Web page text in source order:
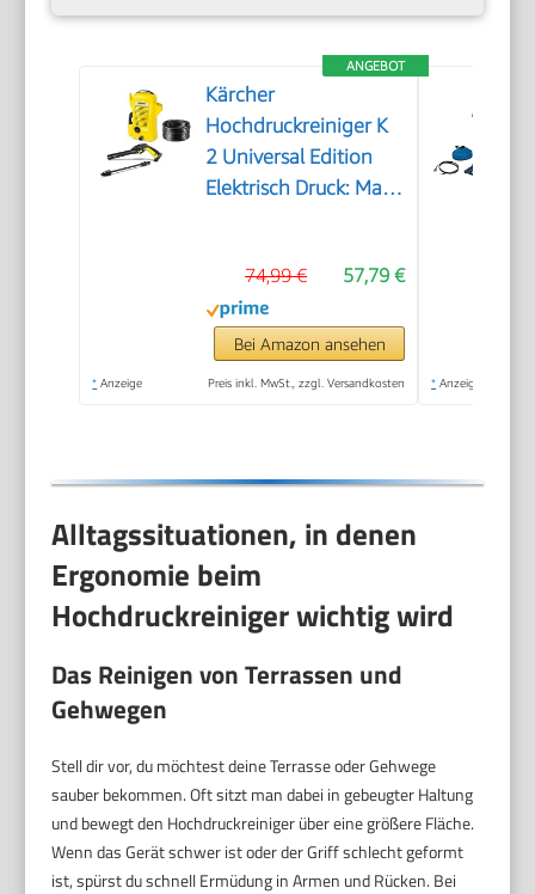
ANGEBOT
Kärcher
Hochdruckreiniger K
2 Universal Edition
Elektrisch Druck: Max.
Flächenleistung: 20
m²/h Wasserfilter
Gewicht: 38 kg
Hochdruckschlauch
57,79 €
74,99 €
Bei Amazon ansehen
* Anzeige Preis inkl. MwSt., zzgl. Versandkosten * Anzeige
Alltagssituationen, in denen
Ergonomie beim
Hochdruckreiniger wichtig wird
Das Reinigen von Terrassen und
Gehwegen
Stell dir vor, du möchtest deine Terrasse oder Gehwege
sauber bekommen. Oft sitzt man dabei in gebeugter Haltung
und bewegt den Hochdruckreiniger über eine größere Fläche.
Wenn das Gerät schwer ist oder der Griff schlecht geformt
ist, spürst du schnell Ermüdung in Armen und Rücken. Bei